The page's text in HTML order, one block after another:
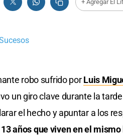
+ Agregar El
robo sufrido porLuis
un giro clave durante la
el hecho y apuntar a los
años que viven en el